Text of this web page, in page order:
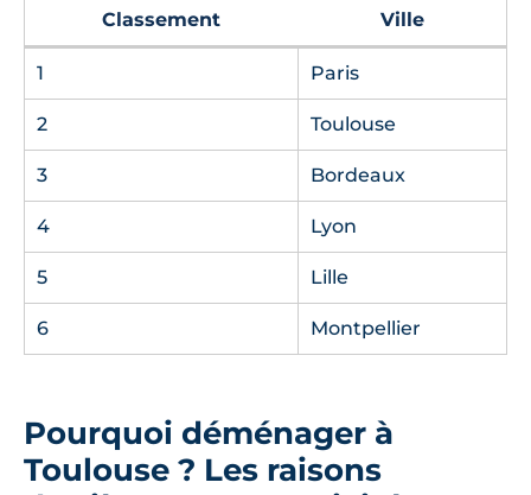
Classement Ville
1 Paris
2 Toulouse
3 Bordeaux
4 Lyon
5 Lille
6 Montpellier
Pourquoi déménager à
Toulouse ? Les raisons